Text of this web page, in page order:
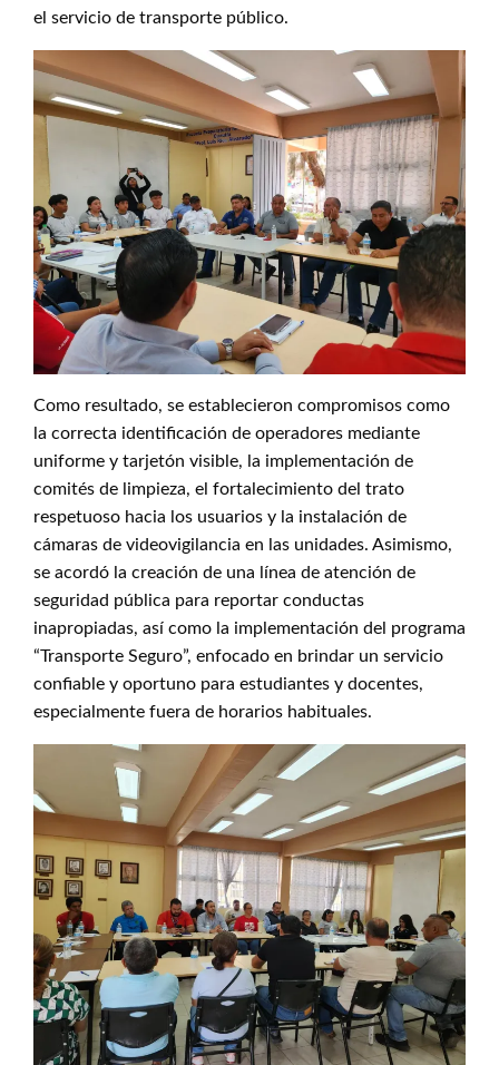
el servicio de transporte público.
Como resultado, se establecieron compromisos como
la correcta identificación de operadores mediante
uniforme y tarjetón visible, la implementación de
comités de limpieza, el fortalecimiento del trato
respetuoso hacia los usuarios y la instalación de
cámaras de videovigilancia en las unidades. Asimismo,
se acordó la creación de una línea de atención de
seguridad pública para reportar conductas
inapropiadas, así como la implementación del programa
“Transporte Seguro”, enfocado en brindar un servicio
confiable y oportuno para estudiantes y docentes,
especialmente fuera de horarios habituales.